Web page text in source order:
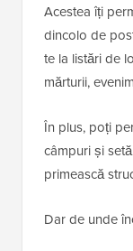
Acestea îți
dincolo de
te la listări de
mărturii,
În plus, poți
câmpuri și
primească
Dar de unde